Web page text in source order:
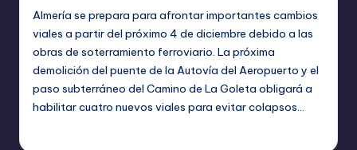
Almería se prepara para afrontar importantes cambios
viales a partir del próximo 4 de diciembre debido a las
obras de soterramiento ferroviario. La próxima
demolición del puente de la Autovía del Aeropuerto y el
paso subterráneo del Camino de La Goleta obligará a
habilitar cuatro nuevos viales para evitar colapsos…